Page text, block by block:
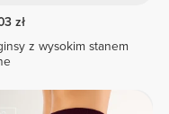
zł
z wysokim stanem